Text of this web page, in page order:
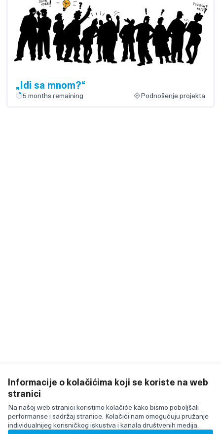
Informacije o kolačićima koji se koriste na web
stranici
Na našoj web stranici koristimo kolačiće kako bismo poboljšali
performanse i sadržaj stranice. Kolačići nam omogućuju pružanje
individualnijeg korisničkog iskustva i kanala društvenih medija.
„Idi sa mnom?“
5 months remaining Podnošenje projekta
Terms of Service
Postavke kolačića
Učestvujte u Lustenau at X
(Vanjska poveznica)
Učestvujte u Lustenau na Facebooku
(Vanjska poveznica)
Učestvujte u Lustenau na YouTubu
(Vanjska poveznica)